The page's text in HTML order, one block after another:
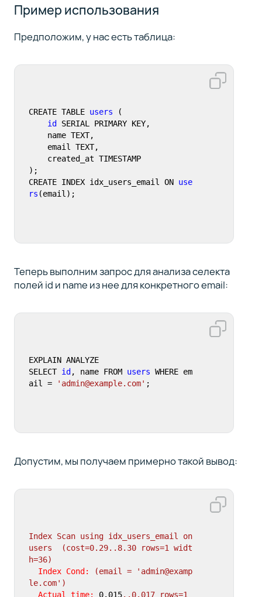
Пример использования
Предположим, у нас есть таблица:
CREATE TABLE users (
id
SERIAL PRIMARY KEY,
);
CREATE INDEX idx_users_email ON use
rs (email);
Теперь выполним запрос для анализа селекта
полей id и name из нее для конкретного email:
EXPLAIN ANALYZE
SELECT id , name FROM users WHERE em
ail =
'admin@example.com' ;
Допустим, мы получаем примерно такой вывод:
Index Scan using idx_users_email
on
users
(cost=0.29..8.30 rows=1
widt
h=36)
Index Cond:
(email =
'admin@examp
le.com' )
Actual time:
0.015..0.017
rows=1